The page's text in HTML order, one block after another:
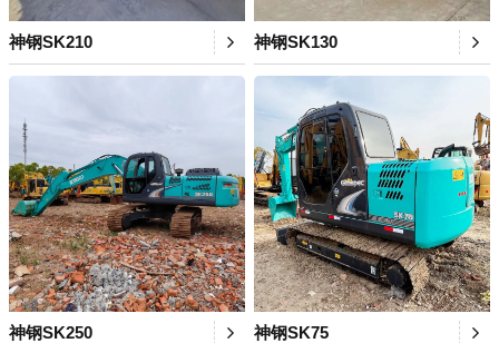
神钢SK210 神钢SK130
神钢SK250 神钢SK75